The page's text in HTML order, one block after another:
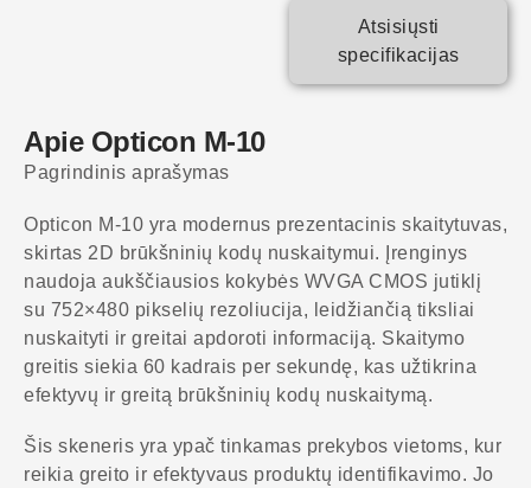
Atsisiųsti
specifikacijas
Apie Opticon M-10
Pagrindinis aprašymas
Opticon M-10 yra modernus prezentacinis skaitytuvas,
skirtas 2D brūkšninių kodų nuskaitymui. Įrenginys
naudoja aukščiausios kokybės WVGA CMOS jutiklį
su 752×480 pikselių rezoliucija, leidžiančią tiksliai
nuskaityti ir greitai apdoroti informaciją. Skaitymo
greitis siekia 60 kadrais per sekundę, kas užtikrina
efektyvų ir greitą brūkšninių kodų nuskaitymą.
Šis skeneris yra ypač tinkamas prekybos vietoms, kur
reikia greito ir efektyvaus produktų identifikavimo. Jo